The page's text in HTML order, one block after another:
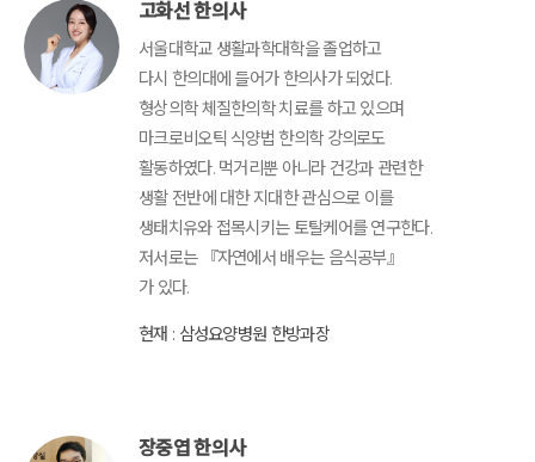
고화선 한의사
서울대학교 생활과학대학을 졸업하고
다시 한의대에 들어가 한의사가 되었다.
형상의학 체질한의학 치료를 하고 있으며
마크로비오틱 식양법 한의학 강의로도
활동하였다. 먹거리뿐 아니라 건강과 관련한
생활 전반에 대한 지대한 관심으로 이를
생태치유와 접목시키는 토탈케어를 연구한다.
저서로는 『자연에서 배우는 음식공부』
가 있다.
현재 : 삼성요양병원 한방과장
장중엽 한의사